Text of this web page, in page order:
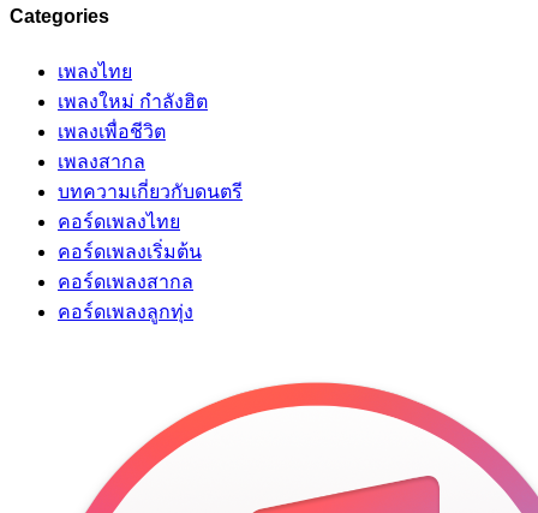
Categories
เพลงไทย
เพลงใหม่ กำลังฮิต
เพลงเพื่อชีวิต
เพลงสากล
บทความเกี่ยวกับดนตรี
คอร์ดเพลงไทย
คอร์ดเพลงเริ่มต้น
คอร์ดเพลงสากล
คอร์ดเพลงลูกทุ่ง